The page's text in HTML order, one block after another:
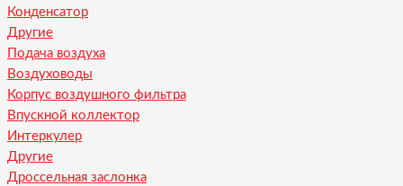
Конденсатор
Другие
Подача воздуха
Воздуховоды
Корпус воздушного фильтра
Впускной коллектор
Интеркулер
Другие
Дроссельная заслонка